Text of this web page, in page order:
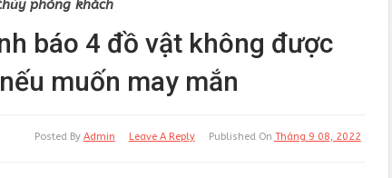
phòng khách
báo 4 đồ vật không được
muốn may mắn
Published On Tháng 9 08, 2022
Leave A Reply
Posted By Admin